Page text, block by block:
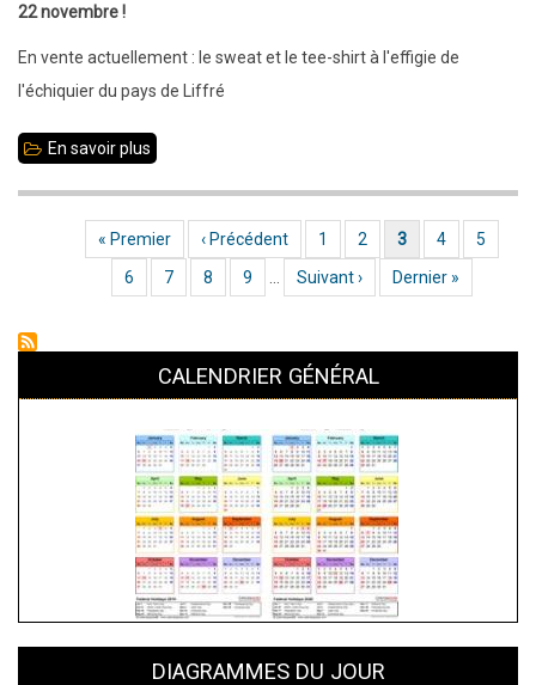
Sangliers
et
Marcassins
22 novembre !
En vente actuellement : le sweat et le tee-shirt à l'effigie de
l'échiquier du pays de Liffré
En savoir plus
et
sweat
club
Pagination
Première page
« Premier Page précédente
‹ Précédent Page
1 Page
2 Page actuelle
3 Page
4 Page
5
Page
6 Page
7 Page
8 Page
9 Page suivante
Suivant › Dernière page
Dernier »
CALENDRIER GÉNÉRAL
DIAGRAMMES DU JOUR